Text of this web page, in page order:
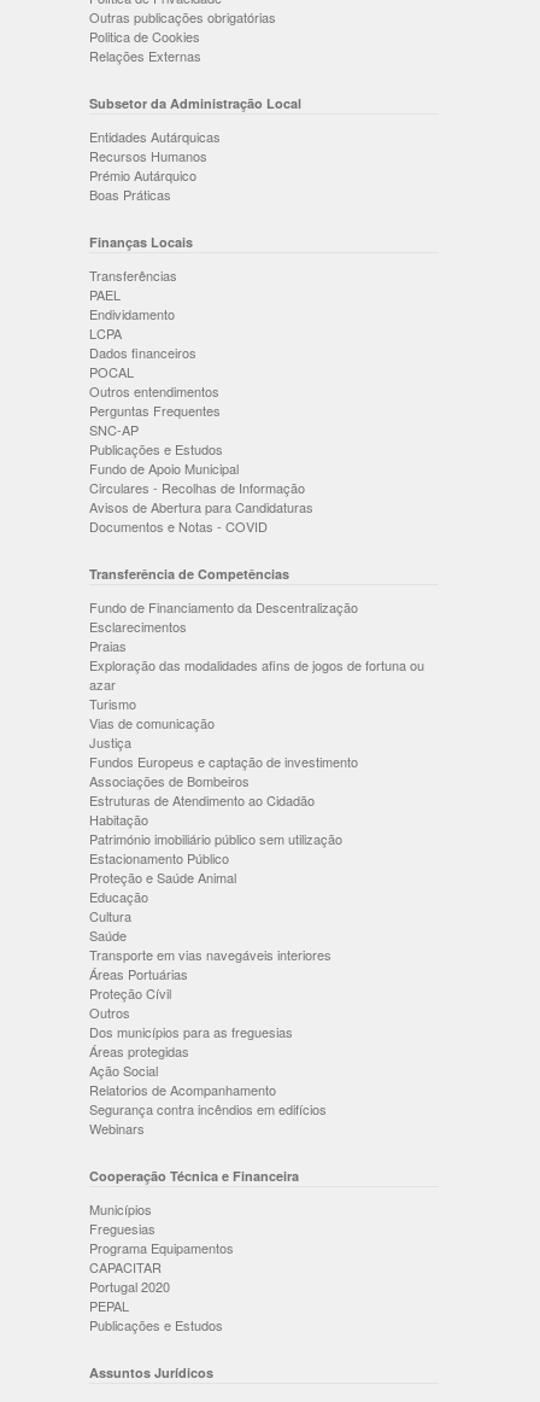
Outras publicações obrigatórias
Politica de Cookies
Relações Externas
Subsetor da Administração Local
Entidades Autárquicas
Recursos Humanos
Prémio Autárquico
Boas Práticas
Finanças Locais
Transferências
PAEL
Endividamento
LCPA
Dados financeiros
POCAL
Outros entendimentos
Perguntas Frequentes
SNC-AP
Publicações e Estudos
Fundo de Apoio Municipal
Circulares - Recolhas de Informação
Avisos de Abertura para Candidaturas
Documentos e Notas - COVID
Transferência de Competências
Fundo de Financiamento da Descentralização
Esclarecimentos
Praias
Exploração das modalidades afins de jogos de fortuna ou
azar
Turismo
Vias de comunicação
Justiça
Fundos Europeus e captação de investimento
Associações de Bombeiros
Estruturas de Atendimento ao Cidadão
Habitação
Património imobiliário público sem utilização
Estacionamento Público
Proteção e Saúde Animal
Educação
Cultura
Saúde
Transporte em vias navegáveis interiores
Áreas Portuárias
Proteção Cívil
Outros
Dos municípios para as freguesias
Áreas protegidas
Ação Social
Relatorios de Acompanhamento
Segurança contra incêndios em edifícios
Webinars
Cooperação Técnica e Financeira
Municípios
Freguesias
Programa Equipamentos
CAPACITAR
Portugal 2020
PEPAL
Publicações e Estudos
Assuntos Jurídicos